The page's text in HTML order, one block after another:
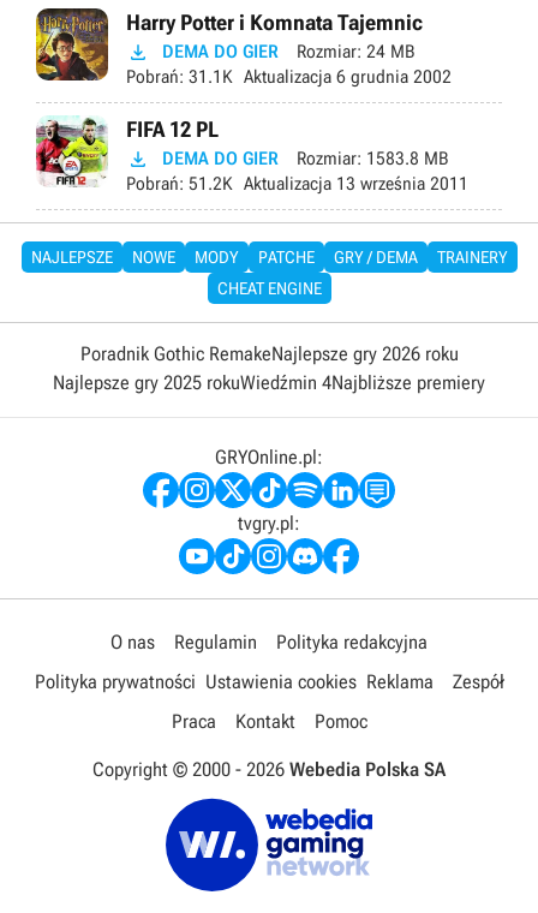
Harry Potter i Komnata Tajemnic
 DEMA DO GIER Rozmiar: 24 MB
Pobrań: 31.1K Aktualizacja 6 grudnia 2002
FIFA 12 PL
 DEMA DO GIER Rozmiar: 1583.8 MB
Pobrań: 51.2K Aktualizacja 13 września 2011
NAJLEPSZE NOWE MODY PATCHE GRY / DEMA
TRAINERY
CHEAT ENGINE
Poradnik Gothic RemakeNajlepsze gry 2026 roku
Najlepsze gry 2025 rokuWiedźmin 4Najbliższe premiery
GRYOnline.pl:
tvgry.pl:
O nas Regulamin
Polityka redakcyjna
Polityka prywatności Ustawienia cookies Reklama
Zespół
Praca
Kontakt Pomoc
Copyright © 2000 - 2026 Webedia Polska SA